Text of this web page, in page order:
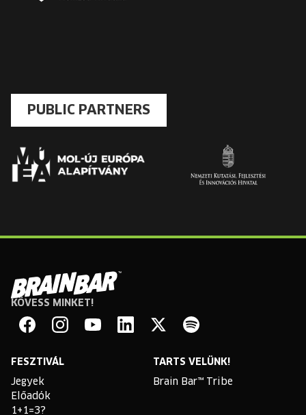
PUBLIC PARTNERS
Brain
Bar
KÖVESS MINKET!
FESZTIVÁL
Jegyek
Előadók
1+1=3?
TARTS VELÜNK!
Brain Bar™ Tribe